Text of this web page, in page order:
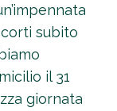
subito
il 31
giornata